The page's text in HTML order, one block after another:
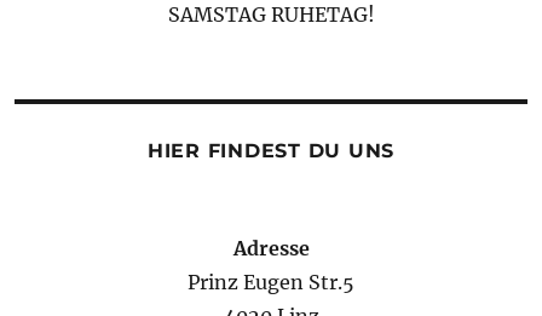
SAMSTAG RUHETAG!
HIER FINDEST DU UNS
Adresse
Prinz Eugen Str.5